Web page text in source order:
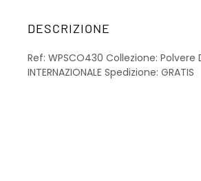
DESCRIZIONE
Ref: WPSCO430 Collezione: Polvere
INTERNAZIONALE Spedizione: GRATIS